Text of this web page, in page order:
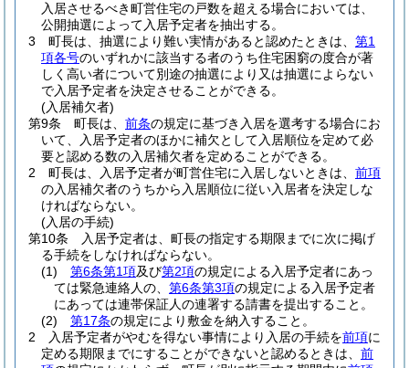
入居させるべき町営住宅の戸数を超える場合においては、
公開抽選によって入居予定者を抽出する。
3
町長は、抽選により難い実情があると認めたときは、 第1
項各号のいずれかに該当する者のうち住宅困窮の度合が著
しく高い者について別途の抽選により又は抽選によらない
で入居予定者を決定させることができる。
(入居補欠者)
第9条
町長は、 前条の規定に基づき入居を選考する場合にお
いて、入居予定者のほかに補欠として入居順位を定めて必
要と認める数の入居補欠者を定めることができる。
2
町長は、入居予定者が町営住宅に入居しないときは、 前項
の入居補欠者のうちから入居順位に従い入居者を決定しな
ければならない。
(入居の手続)
第10条
入居予定者は、町長の指定する期限までに次に掲げ
る手続をしなければならない。
(1)
第6条第1項及び第2項の規定による入居予定者にあっ
ては緊急連絡人の、 第6条第3項の規定による入居予定者
にあっては連帯保証人の連署する請書を提出すること。
(2)
第17条の規定により敷金を納入すること。
2
入居予定者がやむを得ない事情により入居の手続を前項に
定める期限までにすることができないと認めるときは、 前